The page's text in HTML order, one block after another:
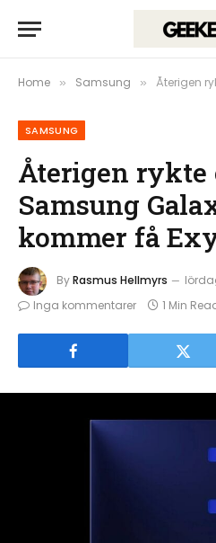
Home » Samsung » Återigen rykte
SAMSUNG
Återigen rykte
Samsung
kommer få
ByRasmus Hellmyrs
Inga kommentarer
1 Min